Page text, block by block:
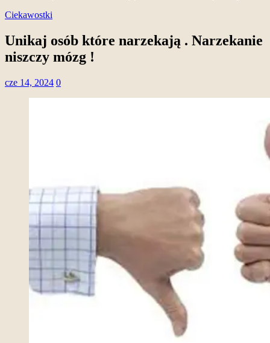
Ciekawostki
Unikaj osób które narzekają . Narzekanie
niszczy mózg !
cze 14, 2024 0